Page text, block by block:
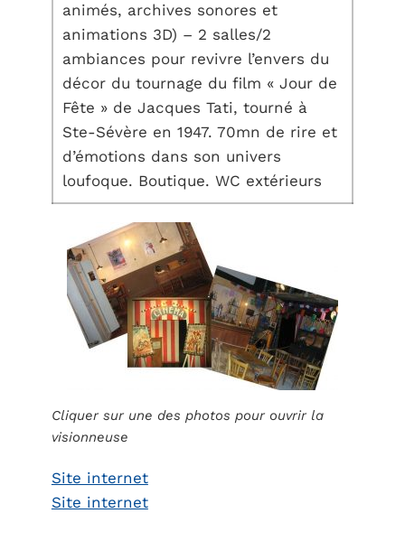
animés, archives sonores et
animations 3D) – 2 salles/2
ambiances pour revivre l’envers du
décor du tournage du film « Jour de
Fête » de Jacques Tati, tourné à
Ste-Sévère en 1947. 70mn de rire et
d’émotions dans son univers
loufoque. Boutique. WC extérieurs
Cliquer sur une des photos pour ouvrir la
visionneuse
Site internet
Site internet